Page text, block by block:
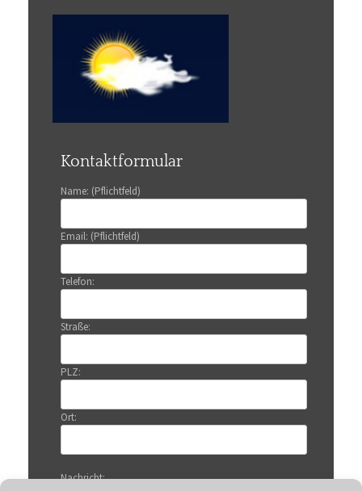
Kontaktformular
Name: (Pflichtfeld)
Email: (Pflichtfeld)
Telefon:
Straße:
PLZ:
Ort:
Nachricht: